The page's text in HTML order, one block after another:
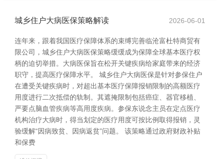
城乡住户大病医保策略解读 2026-06-01
连年来，跟着我国医疗保障体系的束缚完善临沧富杜特商贸有
限公司，城乡住户大病医保策略缓缓成为保障全球基本医疗权
柄的迫切举措。大病医保旨在松开关键疾病给家庭带来的经济
职守，提高医疗保障水平。 城乡住户大病医保是针对参保住户
在遭受关键疾病时，对超出基本医疗保障报销限制的高额医疗
用度进行二次抵偿的轨制。其遮掩限制包括癌症、器官移植、
严要点脑血管疾病等高用度疾病。参保东说念主员在定点医疗
机构治疗大病时，得当划定的医疗用度可按比例取得报销，灵
验缓解“因病致贫、因病返贫”问题。 该策略通过政府财政补贴
和保费